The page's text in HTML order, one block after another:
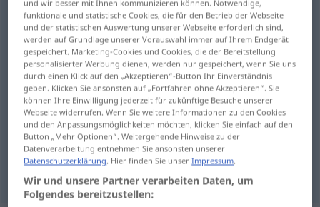
Übersicht aller Übersetzungen
(Für mehr Details die Übersetzung anklicken/antippen)
anbinden
anbinden aanbinden
und wir besser mit Ihnen kommunizieren können. Notwendige,
funktionale und statistische Cookies, die für den Betrieb der Webseite
und der statistischen Auswertung unserer Webseite erforderlich sind,
werden auf Grundlage unserer Vorauswahl immer auf Ihrem Endgerät
gespeichert. Marketing-Cookies und Cookies, die der Bereitstellung
personalisierter Werbung dienen, werden nur gespeichert, wenn Sie uns
durch einen Klick auf den „Akzeptieren“-Button Ihr Einverständnis
geben. Klicken Sie ansonsten auf „Fortfahren ohne Akzeptieren“. Sie
können Ihre Einwilligung jederzeit für zukünftige Besuche unserer
Webseite widerrufen. Wenn Sie weitere Informationen zu den Cookies
und den Anpassungsmöglichkeiten möchten, klicken Sie einfach auf den
Button „Mehr Optionen“. Weitergehende Hinweise zu der
Datenverarbeitung entnehmen Sie ansonsten unserer
Datenschutzerklärung. Hier finden Sie unserImpressum.
Wir und unsere Partner verarbeiten Daten, um
Folgendes bereitzustellen: